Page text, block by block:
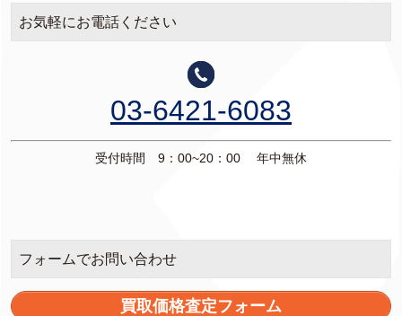
お気軽にお電話ください
03-6421-6083
受付時間 9：00~20：00 年中無休
フォームでお問い合わせ
買取価格査定フォーム